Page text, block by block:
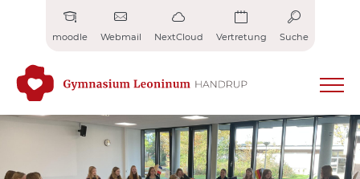
moodle Webmail NextCloud Vertretung Suche